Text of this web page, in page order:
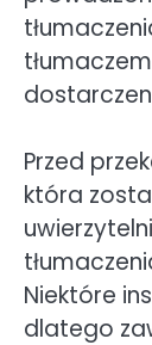
Przed
która
Niektóre
dlatego